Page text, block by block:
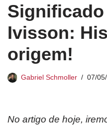
Ivisson:
origem!
Gabriel Schmoller 07/
No artigo de hoje,